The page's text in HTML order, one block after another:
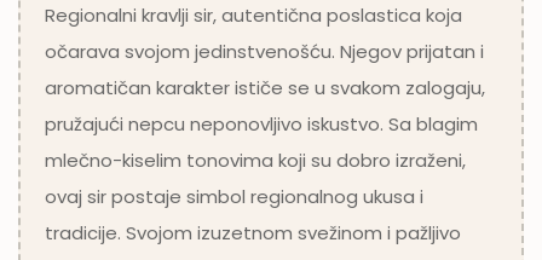
Regionalni kravlji sir, autentična poslastica koja
očarava svojom jedinstvenošću. Njegov prijatan i
aromatičan karakter ističe se u svakom zalogaju,
pružajući nepcu neponovljivo iskustvo. Sa blagim
mlečno-kiselim tonovima koji su dobro izraženi,
ovaj sir postaje simbol regionalnog ukusa i
tradicije. Svojom izuzetnom svežinom i pažljivo